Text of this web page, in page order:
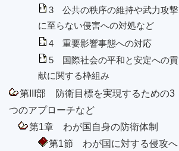
3 公共の秩序の維持や武力攻撃
に至らない侵害への対処など
4 重要影響事態への対応
5 国際社会の平和と安定への貢
献に関する枠組み
第III部 防衛目標を実現するための3
つのアプローチなど
第1章 わが国自身の防衛体制
第1節 わが国に対する侵攻へ